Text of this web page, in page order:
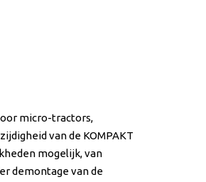
micro-tractors,
van de KOMPAKT
mogelijk, van
demontage van de